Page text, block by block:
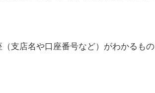
支店名や口座番号など）がわかるもの